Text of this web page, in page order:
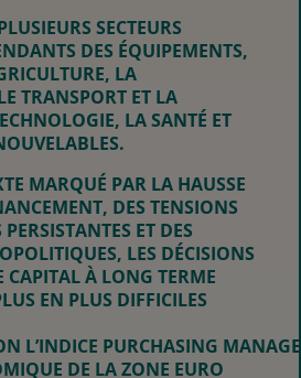
SECTEURS
DES ÉQUIPEMENTS,
LA
TRANSPORT ET LA
LA SANTÉ ET
MARQUÉ PAR LA HAUSSE
DES TENSIONS
ET DES
LES DÉCISIONS
CAPITAL À LONG TERME
EN PLUS DIFFICILES
L’INDICE PURCHASING
DE LA ZONE EURO